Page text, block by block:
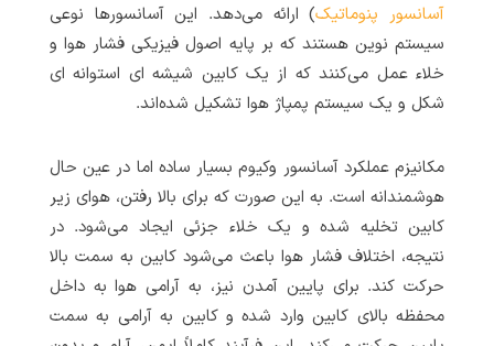
آسانسور پنوماتیک) ارائه می‌دهد. این آسانسورها نوعی
سیستم نوین هستند که بر پایه اصول فیزیکی فشار هوا و
خلاء عمل می‌کنند که از یک کابین شیشه ای استوانه ای
شکل و یک سیستم پمپاژ هوا تشکیل شده‌اند.
مکانیزم عملکرد آسانسور وکیوم بسیار ساده اما در عین حال
هوشمندانه است. به این صورت که برای بالا رفتن، هوای زیر
کابین تخلیه شده و یک خلاء جزئی ایجاد می‌شود. در
نتیجه، اختلاف فشار هوا باعث می‌شود کابین به سمت بالا
حرکت کند. برای پایین آمدن نیز، به آرامی هوا به داخل
محفظه بالای کابین وارد شده و کابین به آرامی به سمت